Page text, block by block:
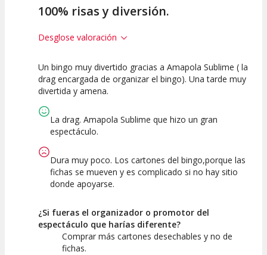
100% risas y diversión.
Desglose valoración
10
Calidad del
10
Puesta en
10
Un bingo muy divertido gracias a Amapola Sublime ( la
drag encargada de organizar el bingo). Una tarde muy
divertida y amena.
La drag. Amapola Sublime que hizo un gran
espectáculo.
Dura muy poco. Los cartones del bingo,porque las
fichas se mueven y es complicado si no hay sitio
donde apoyarse.
¿Si fueras el organizador o promotor del
espectáculo que harías diferente?
Comprar más cartones desechables y no de
fichas.